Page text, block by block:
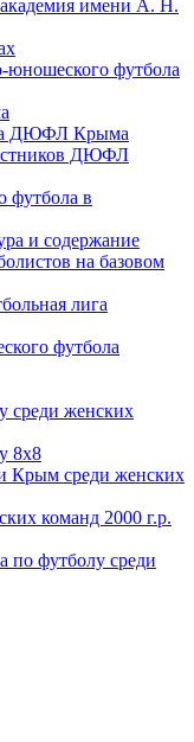
имени А. Н.
юношеского футбола
ДЮФЛ Крыма
ДЮФЛ
футбола в
и содержание
на базовом
лига
футбола
среди женских
8х8
Крым среди женских
команд 2000 г.р.
по футболу среди